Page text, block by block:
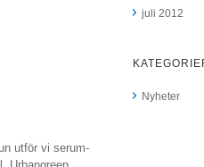
utför vi serum-
juli 2012
Nyheter